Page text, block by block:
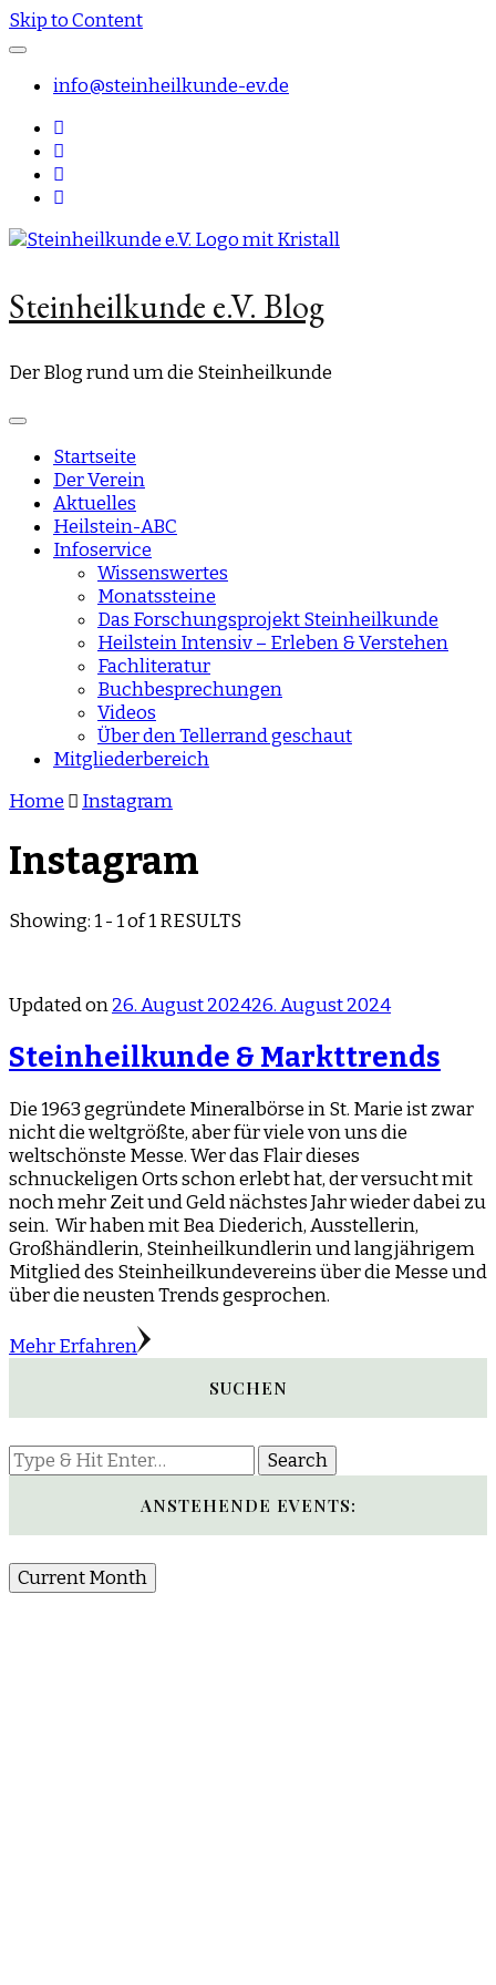
Skip to Content
info@steinheilkunde-ev.de
Steinheilkunde e.V. Blog
Der Blog rund um die Steinheilkunde
Startseite
Der Verein
Aktuelles
Heilstein-ABC
Infoservice
Wissenswertes
Monatssteine
Das Forschungsprojekt Steinheilkunde
Heilstein Intensiv – Erleben & Verstehen
Fachliteratur
Buchbesprechungen
Videos
Über den Tellerrand geschaut
Mitgliederbereich
Home
Instagram
Instagram
Showing: 1 - 1 of 1 RESULTS
Updated on26. August 202426. August 2024
Steinheilkunde & Markttrends
Die 1963 gegründete Mineralbörse in St. Marie ist zwar
nicht die weltgrößte, aber für viele von uns die
weltschönste Messe. Wer das Flair dieses
schnuckeligen Orts schon erlebt hat, der versucht mit
noch mehr Zeit und Geld nächstes Jahr wieder dabei zu
sein. Wir haben mit Bea Diederich, Ausstellerin,
Großhändlerin, Steinheilkundlerin und langjährigem
Mitglied des Steinheilkundevereins über die Messe und
über die neusten Trends gesprochen.
Mehr Erfahren
SUCHEN
Looking
for
ANSTEHENDE EVENTS:
Current Month